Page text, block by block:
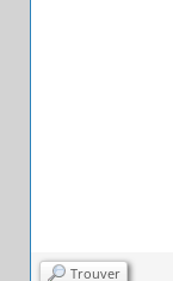
Trouver